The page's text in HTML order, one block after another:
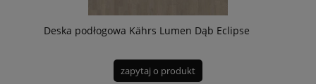
Deska podłogowa Kährs Lumen Dąb Eclipse
zapytaj o produkt